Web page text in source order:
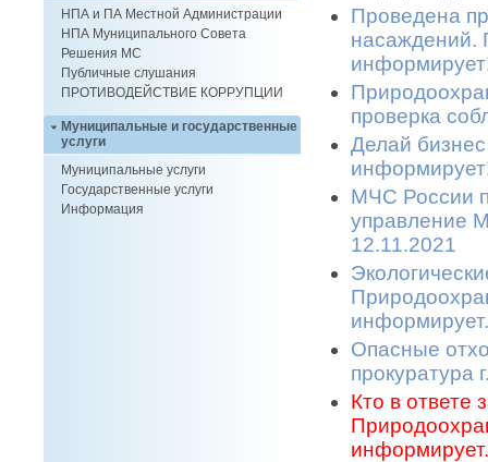
НПА и ПА Местной Администрации
НПА Муниципального Совета
Решения МС
Публичные слушания
ПРОТИВОДЕЙСТВИЕ КОРРУПЦИИ
Муниципальные и государственные
услуги
Муниципальные услуги
Государственные услуги
Информация
Проведена
насаждений.
проверка
Делай
МЧС России
управление
12.11.2021
Опасные
прокуратура
Кто в ответе